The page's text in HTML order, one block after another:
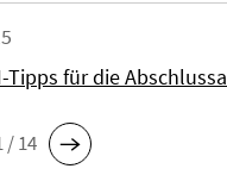
Tipps für die
/ 14